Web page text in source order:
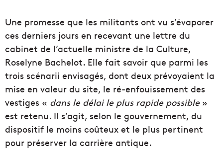
Une promesse que les militants ont vu s’évaporer
ces derniers jours en recevant une lettre du
cabinet de l’actuelle ministre de la Culture,
Roselyne Bachelot. Elle fait savoir que parmi les
trois scénarii envisagés, dont deux prévoyaient la
mise en valeur du site, le ré-enfouissement des
vestiges « dans le délai le plus rapide possible»
est retenu. Il s’agit, selon le gouvernement, du
dispositif le moins coûteux et le plus pertinent
pour préserver la carrière antique.